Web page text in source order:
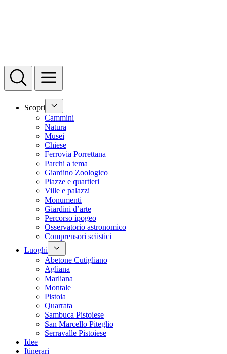
Scopri
Cammini
Natura
Musei
Chiese
Ferrovia Porrettana
Parchi a tema
Giardino Zoologico
Piazze e quartieri
Ville e palazzi
Monumenti
Giardini d’arte
Percorso ipogeo
Osservatorio astronomico
Comprensori sciistici
Luoghi
Abetone Cutigliano
Agliana
Marliana
Montale
Pistoia
Quarrata
Sambuca Pistoiese
San Marcello Piteglio
Serravalle Pistoiese
Idee
Itinerari